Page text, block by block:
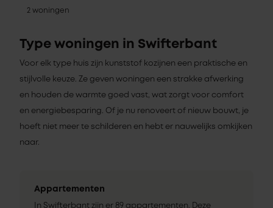
2 woningen
Type woningen in Swifterbant
Voor elk type huis zijn kunststof kozijnen een praktische en
stijlvolle keuze. Ze geven woningen een strakke afwerking
en houden de warmte goed vast, wat zorgt voor comfort
en energiebesparing. Of je nu renoveert of nieuw bouwt, je
hoeft niet meer te schilderen en hebt er nauwelijks omkijken
naar.
Appartementen
In Swifterbant zijn er 89 appartementen. Deze